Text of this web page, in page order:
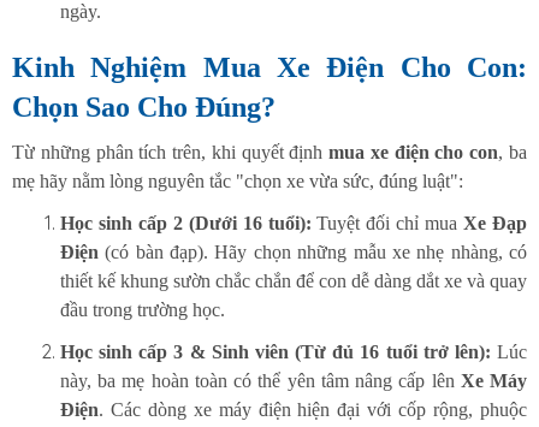
ngày.
Kinh Nghiệm Mua Xe Điện Cho Con:
Chọn Sao Cho Đúng?
Từ những phân tích trên, khi quyết địnhmua xe điện cho con, ba
mẹ hãy nằm lòng nguyên tắc "chọn xe vừa sức, đúng luật":
Học sinh cấp 2 (Dưới 16 tuổi): Tuyệt đối chỉ muaXe Đạp
Điện (có bàn đạp). Hãy chọn những mẫu xe nhẹ nhàng, có
thiết kế khung sườn chắc chắn để con dễ dàng dắt xe và quay
đầu trong trường học.
Học sinh cấp 3 & Sinh viên (Từ đủ 16 tuổi trở lên): Lúc
này, ba mẹ hoàn toàn có thể yên tâm nâng cấp lên Xe Máy
Điện. Các dòng xe máy điện hiện đại với cốp rộng, phuộc